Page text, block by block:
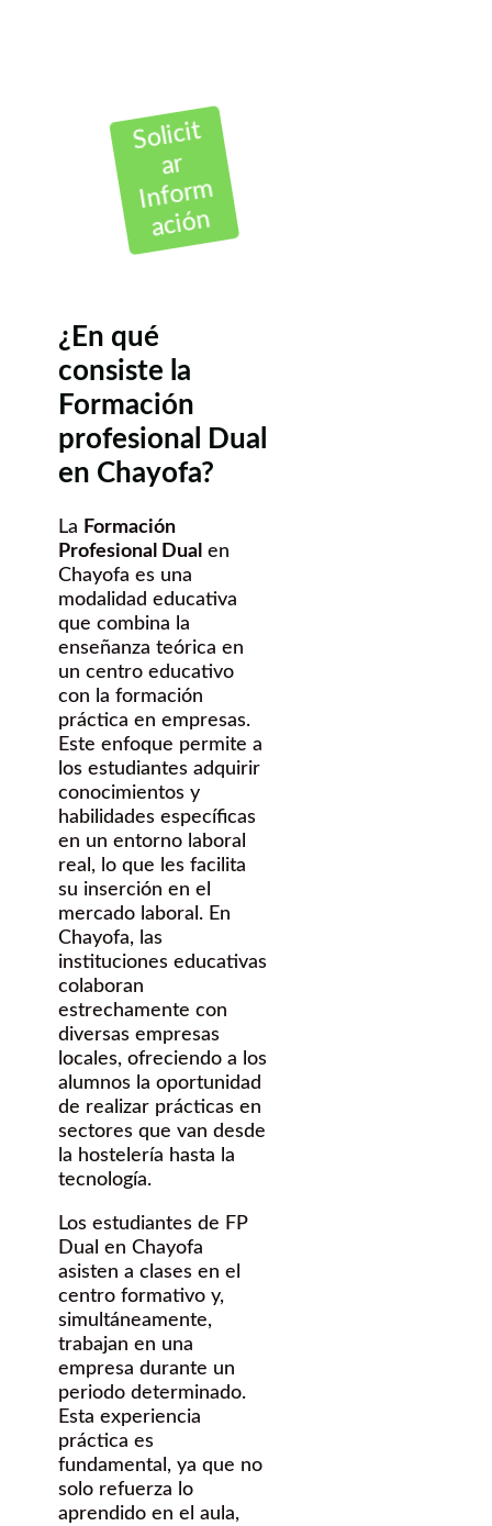
Solicit
ar
Inform
ación
¿En qué
consiste la
Formación
profesional Dual
en Chayofa?
La Formación
Profesional Dual en
Chayofa es una
modalidad educativa
que combina la
enseñanza teórica en
un centro educativo
con la formación
práctica en empresas.
Este enfoque permite a
los estudiantes adquirir
conocimientos y
habilidades específicas
en un entorno laboral
real, lo que les facilita
su inserción en el
mercado laboral. En
Chayofa, las
instituciones educativas
colaboran
estrechamente con
diversas empresas
locales, ofreciendo a los
alumnos la oportunidad
de realizar prácticas en
sectores que van desde
la hostelería hasta la
tecnología.
Los estudiantes de FP
Dual en Chayofa
asisten a clases en el
centro formativo y,
simultáneamente,
trabajan en una
empresa durante un
periodo determinado.
Esta experiencia
práctica es
fundamental, ya que no
solo refuerza lo
aprendido en el aula,